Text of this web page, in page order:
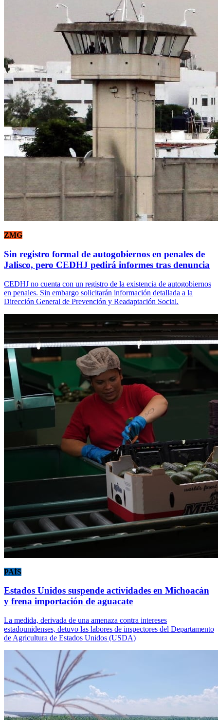
ZMG
Sin registro formal de autogobiernos en penales de
Jalisco, pero CEDHJ pedirá informes tras denuncia
CEDHJ no cuenta con un registro de la existencia de autogobiernos
en penales. Sin embargo solicitarán información detallada a la
Dirección General de Prevención y Readaptación Social.
PAÍS
Estados Unidos suspende actividades en Michoacán
y frena importación de aguacate
La medida, derivada de una amenaza contra intereses
estadounidenses, detuvo las labores de inspectores del Departamento
de Agricultura de Estados Unidos (USDA)